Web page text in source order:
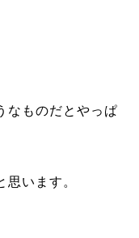
なものだとやっぱ
います。